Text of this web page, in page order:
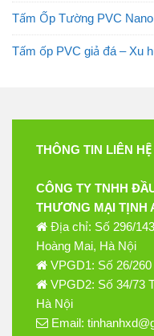
Tấm Ốp Tường PVC
Tấm ốp PVC giả đá – Xu
THÔNG TIN LIÊN HỆ
CÔNG TY TNHH
THƯƠNG MẠI TỊNH
Địa chỉ: Số 296/
Hoàng Mai, Hà Nội
VPGD1: Số 26/
VPGD2: Số 34/73
Hà Nội
Email: